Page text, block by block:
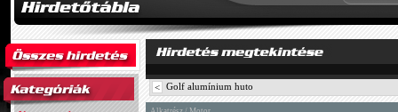
< Golf alumínium huto